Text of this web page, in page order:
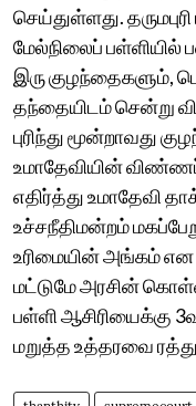
செய்துள்ளது.
மேல்நிலைப் பள்ளியில்
இரு குழந்தைகளும்,
தந்தையிடம் சென்று
புரிந்து மூன்றாவது
உமாதேவியின்
எதிர்த்து உமாதேவி
உச்சநீதிமன்றம்
உரிமையின் அங்கம் என
மட்டுமே அரசின்
பள்ளி ஆசிரியைக்கு
மறுத்த உத்தரவை